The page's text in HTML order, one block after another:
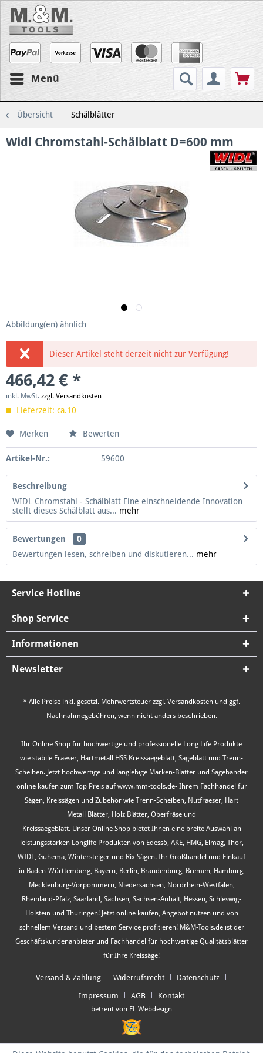
Menü
Übersicht Schälblätter
Widl Chromstahl-Schälblatt D=600 mm
Abbildung(en) ähnlich
Dieser Artikel steht derzeit nicht zur Verfügung!
466,42 € *
inkl. MwSt. zzgl. Versandkosten
Lieferzeit: ca.10
Merken Bewerten
Artikel-Nr.: 59600
Beschreibung
WIDL Chromstahl - Schälblatt Eine einschneidende Innovation
stellt dieses Schälblatt aus... mehr
Bewertungen
0
Bewertungen lesen, schreiben und diskutieren... mehr
Service Hotline
Shop Service
Informationen
Newsletter
* Alle Preise inkl. gesetzl. Mehrwertsteuer zzgl. Versandkosten und ggf.
Nachnahmegebühren, wenn nicht anders beschrieben.
Ihr Online Shop für hochwertige und professionelle Long Life Produkte
wie stabile Fraeser, Hartmetall HSS Kreissaegeblatt, Sägeblatt und Trenn-
Scheiben. Jetzt hochwertige und langlebige Marken-Blätter und Sägebänder
online kaufen zum Top Preis auf www.mm-tools.de- Ihrem Fachhandel für
Sägen, Kreissägen und Zubehör wie Trenn-Scheiben, Nutfraeser, Hart
Metall Blätter, Holz Blätter, Oberfräse und
Kreissaegeblatt. Unser Online Shop bietet Ihnen eine breite Auswahl an
leistungsstarken Longlife Produkten von Edessö, AKE, HMG, Elmag, Thor,
WIDL, Guhema, Wintersteiger und Rix Sägen. Ihr Großhandel und Einkauf
in Baden-Württemberg, Bayern, Berlin, Brandenburg, Bremen, Hamburg,
Mecklenburg-Vorpommern, Niedersachsen, Nordrhein-Westfalen,
Rheinland-Pfalz, Saarland, Sachsen, Sachsen-Anhalt, Hessen, Schleswig-
Holstein und Thüringen! Jetzt online kaufen, Angebot nutzen und von
schnellem Versand und bestem Service profitieren! M&M-Tools.de ist der
Geschäftskundenanbieter und Fachhandel für hochwertige Qualitätsblätter
für Ihre Kreissäge!
Versand & Zahlung Widerrufsrecht Datenschutz
Impressum AGB Kontakt
betreut von FL Webdesign